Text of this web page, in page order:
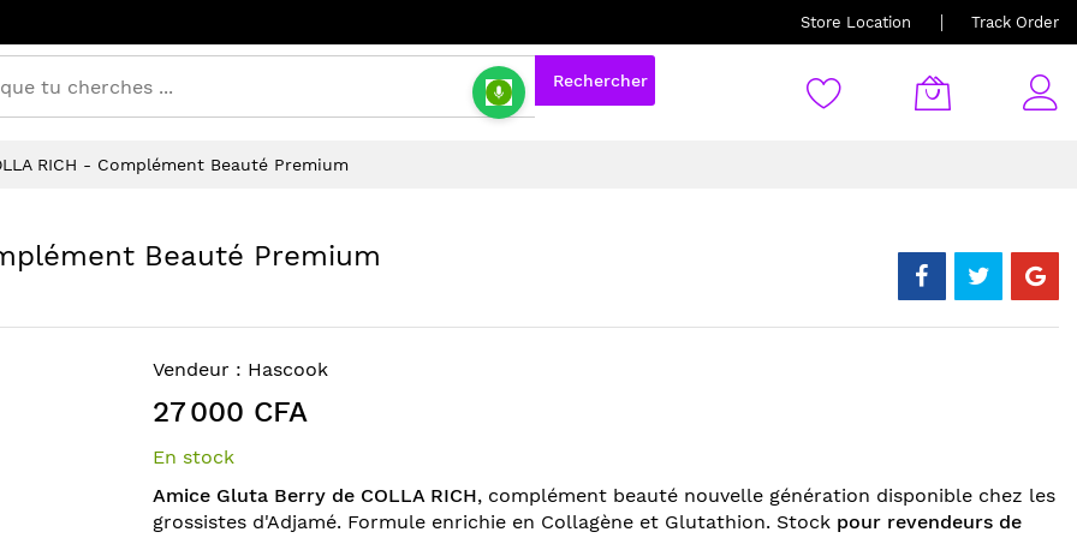
Store Location Track Order
Rechercher
RICH - Complément Beauté Premium
Beauté Premium
Vendeur : Hascook
27 000 CFA
En stock
Amice Gluta Berry de COLLA RICH, complément beauté nouvelle génération disponible chez les
grossistes d'Adjamé. Formule enrichie en Collagène et Glutathion. Stock pour revendeurs de